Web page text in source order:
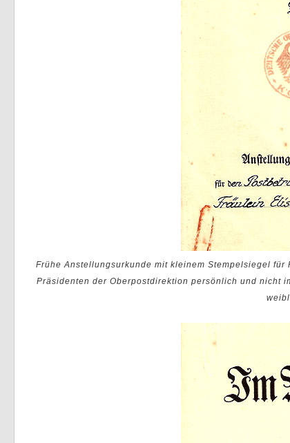
Frühe Anstellungsurkunde mit kleinem Stempelsiegel
Präsidenten der Oberpostdirektion persönlich und nicht